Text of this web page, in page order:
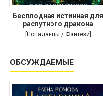
Бесплодная истинная для
распутного дракона
[Попаданцы / Фэнтези]
ОБСУЖДАЕМЫЕ